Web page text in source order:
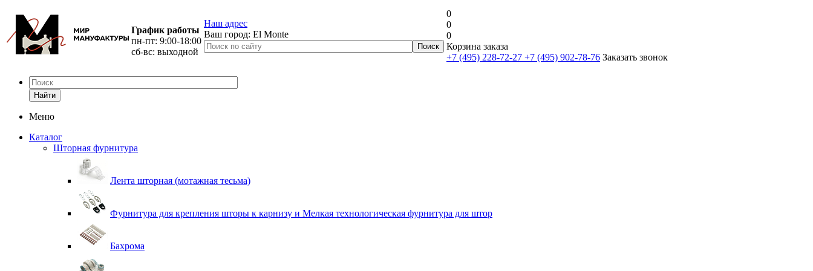
График работы
пн-пт: 9:00-18:00
сб-вс: выходной
Наш адрес
Ваш город: El Monte
0
0
0
Корзина заказа
+7 (495) 228-72-27 +7 (495) 902-78-76 Заказать звонок
Найти
Меню
Каталог
Шторная фурнитура
Лента шторная (мотажная тесьма)
Фурнитура для крепления шторы к карнизу и Мелкая технологическая фурнитура для штор
Бахрома